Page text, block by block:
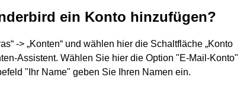
ein Konto hinzufügen?
-> „Konten“ und wählen hier die Schaltfläche „Konto
Assistent. Wählen Sie hier die Option "E-Mail-Konto"
"Ihr Name" geben Sie Ihren Namen ein.